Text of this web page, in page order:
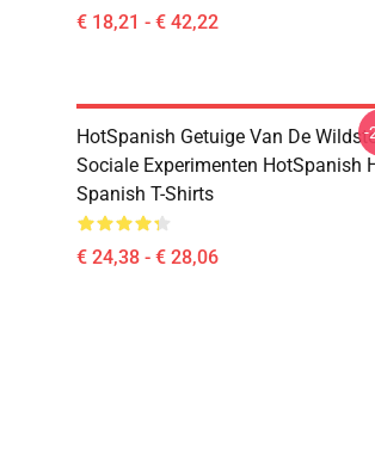
€ 18,21 - € 42,22
HotSpanish Getuige Van De
Sociale Experimenten HotSpanish
Spanish T-Shirts
€ 24,38 - € 28,06
-